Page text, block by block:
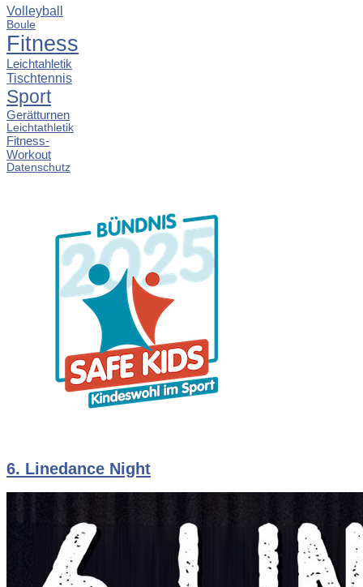
Volleyball
Boule
Fitness
Leichtahletik
Tischtennis
Sport
Gerätturnen
Leichtathletik
Fitness-
Workout
Datenschutz
6. Linedance Night